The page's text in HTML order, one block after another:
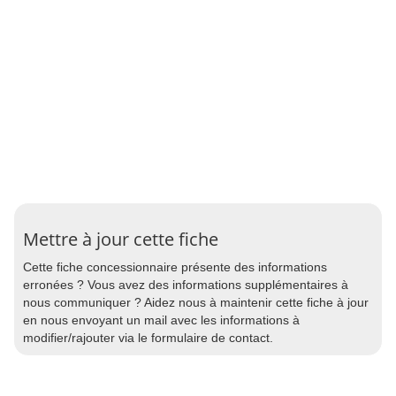
Mettre à jour cette fiche
Cette fiche concessionnaire présente des informations
erronées ? Vous avez des informations supplémentaires à
nous communiquer ? Aidez nous à maintenir cette fiche à jour
en nous envoyant un mail avec les informations à
modifier/rajouter via le formulaire de contact.